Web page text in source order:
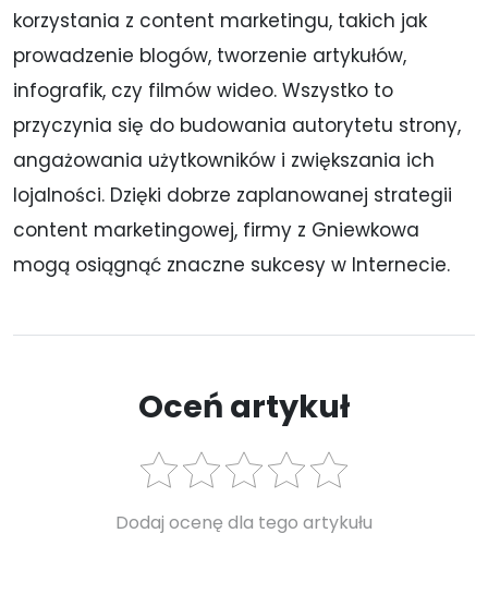
korzystania z content marketingu, takich jak
prowadzenie blogów, tworzenie artykułów,
infografik, czy filmów wideo. Wszystko to
przyczynia się do budowania autorytetu strony,
angażowania użytkowników i zwiększania ich
lojalności. Dzięki dobrze zaplanowanej strategii
content marketingowej, firmy z Gniewkowa
mogą osiągnąć znaczne sukcesy w Internecie.
Oceń artykuł
Dodaj ocenę dla tego artykułu